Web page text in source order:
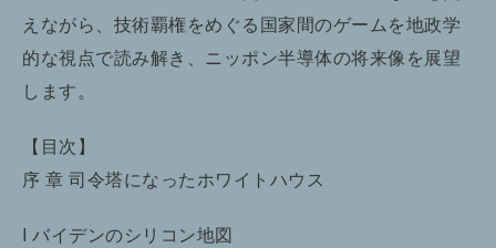
えながら、技術覇権をめぐる国家間のゲームを地政学
的な視点で読み解き、ニッポン半導体の将来像を展望
します。
【目次】
序 章 司令塔になったホワイトハウス
I バイデンのシリコン地図